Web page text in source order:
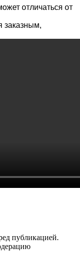
отличаться от
заказным,
публикацией.